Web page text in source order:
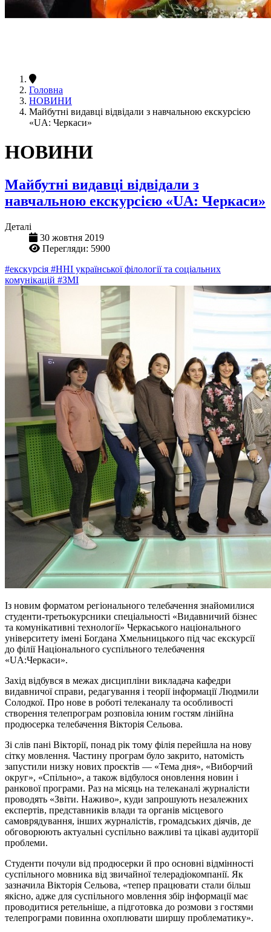
Головна
НОВИНИ
Майбутні видавці відвідали з навчальною екскурсією
«UA: Черкаси»
НОВИНИ
Майбутні видавці відвідали з
навчальною екскурсією «UA: Черкаси»
Деталі
30 жовтня 2019
Перегляди: 5900
#екскурсія #ННІ української філології та соціальних
комунікацій #ЗМІ
Із новим форматом регіонального телебачення знайомилися
студенти-третьокурсники спеціальності «Видавничий бізнес
та комунікативні технології» Черкаського національного
університету імені Богдана Хмельницького під час екскурсії
до філії Національного суспільного телебачення
«UA:Черкаси».
Захід відбувся в межах дисципліни викладача кафедри
видавничої справи, редагування і теорії інформації Людмили
Солодкої. Про нове в роботі телеканалу та особливості
створення телепрограм розповіла юним гостям лінійна
продюсерка телебачення Вікторія Сельова.
Зі слів пані Вікторії, понад рік тому філія перейшла на нову
сітку мовлення. Частину програм було закрито, натомість
запустили низку нових проєктів — «Тема дня», «Виборчий
округ», «Спільно», а також відбулося оновлення новин і
ранкової програми. Раз на місяць на телеканалі журналісти
проводять «Звіти. Наживо», куди запрошують незалежних
експертів, представників влади та органів місцевого
самоврядування, інших журналістів, громадських діячів, де
обговорюють актуальні суспільно важливі та цікаві аудиторії
проблеми.
Студенти почули від продюсерки й про основні відмінності
суспільного мовника від звичайної телерадіокомпанії. Як
зазначила Вікторія Сельова, «тепер працювати стали більш
якісно, адже для суспільного мовлення збір інформації має
проводитися ретельніше, а підготовка до розмови з гостями
телепрограми повинна охоплювати ширшу проблематику».